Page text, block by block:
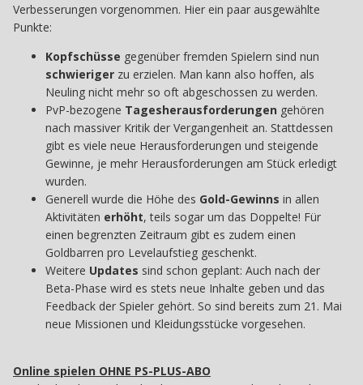
Verbesserungen vorgenommen. Hier ein paar ausgewählte
Punkte:
Kopfschüsse gegenüber fremden Spielern sind nun
schwieriger zu erzielen. Man kann also hoffen, als
Neuling nicht mehr so oft abgeschossen zu werden.
PvP-bezogene Tagesherausforderungen gehören
nach massiver Kritik der Vergangenheit an. Stattdessen
gibt es viele neue Herausforderungen und steigende
Gewinne, je mehr Herausforderungen am Stück erledigt
wurden.
Generell wurde die Höhe des Gold-Gewinns in allen
Aktivitäten erhöht, teils sogar um das Doppelte! Für
einen begrenzten Zeitraum gibt es zudem einen
Goldbarren pro Levelaufstieg geschenkt.
Weitere Updates sind schon geplant: Auch nach der
Beta-Phase wird es stets neue Inhalte geben und das
Feedback der Spieler gehört. So sind bereits zum 21. Mai
neue Missionen und Kleidungsstücke vorgesehen.
Online spielen OHNE PS-PLUS-ABO